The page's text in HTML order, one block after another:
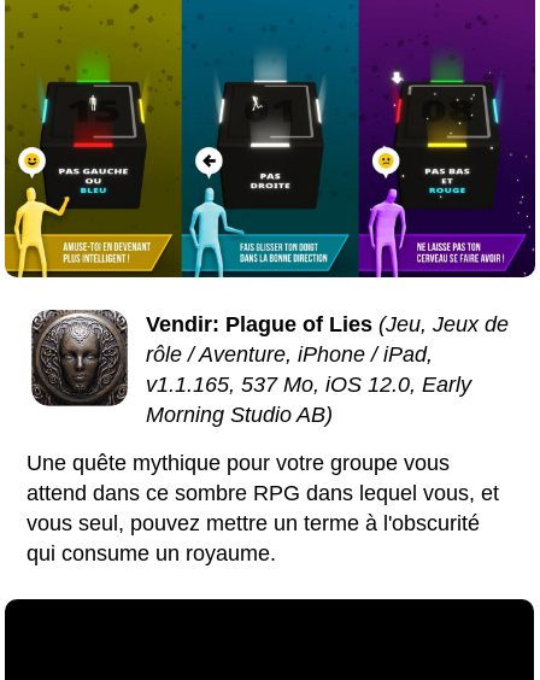
Vendir: Plague of Lies (Jeu, Jeux de
rôle / Aventure, iPhone / iPad,
v1.1.165, 537 Mo, iOS 12.0, Early
Morning Studio AB)
Une quête mythique pour votre groupe vous
attend dans ce sombre RPG dans lequel vous, et
vous seul, pouvez mettre un terme à l'obscurité
qui consume un royaume.